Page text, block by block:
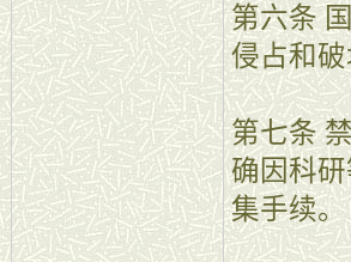
第六条
侵占和
第七条
确因科
集手续。